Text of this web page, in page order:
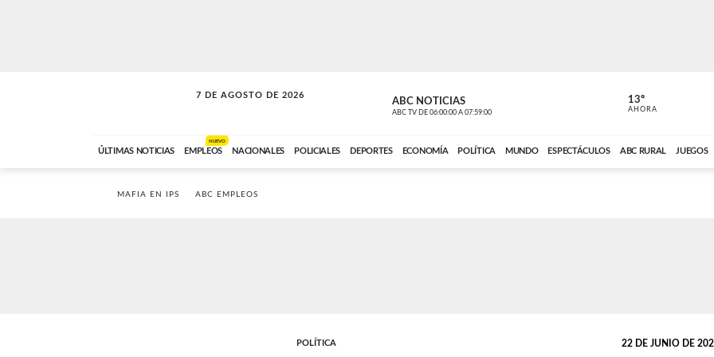
7 DE AGOSTO DE 2026
LA INCONDICIONAL ABC NOTICIAS
ABC TV DE 06:00:00 A 07:59:00 ABC CARDINAL
13º
AHORA
ÚLTIMAS NOTICIAS EMPLEOS
NUEVO
NACIONALES POLICIALES DEPORTES ECONOMÍA POLÍTICA MUNDO ESPECTÁCULOS ABC RURAL JUEGOS
MAFIA EN IPS ABC EMPLEOS
POLÍTICA 22 DE JUNIO DE